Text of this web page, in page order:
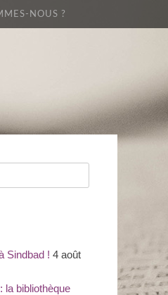
NOUS ?
Sindbad ! 4 août
la bibliothèque